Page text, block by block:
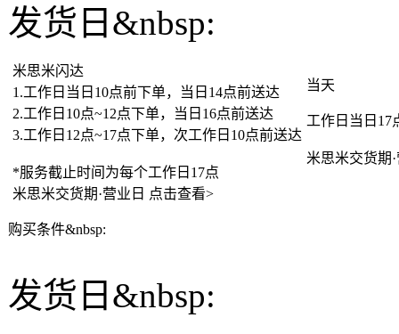
发货日&nbsp:
米思米闪达
1.工作日当日10点前下单，当日14点前送达
2.工作日10点~12点下单，当日16点前送达
3.工作日12点~17点下单，次工作日10点前送达
*服务截止时间为每个工作日17点
米思米交货期·营业日 点击查看>
当天
工作日当日17
米思米交货期
购买条件&nbsp:
发货日&nbsp: